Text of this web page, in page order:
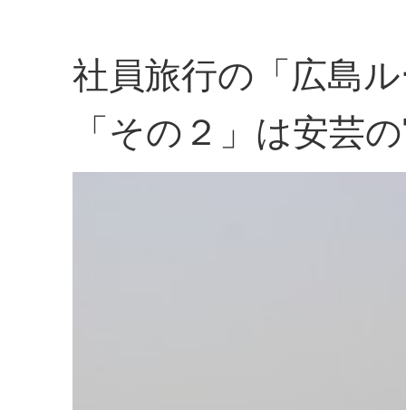
社員旅行の「広島
「その２」は安芸